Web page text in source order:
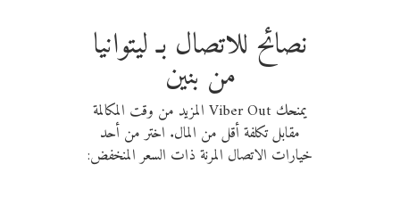
نصائح للاتصال بـ ليتوانيا
من بنين
يمنحك Viber Out المزيد من وقت المكالمة
مقابل تكلفة أقل من المال. اختر من أحد
خيارات الاتصال المرنة ذات السعر المنخفض: